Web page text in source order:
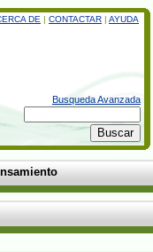
DE | CONTACTAR | AYUDA
Busqueda Avanzada